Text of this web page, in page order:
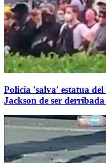
Policía 'salva' estatua
Jackson de ser